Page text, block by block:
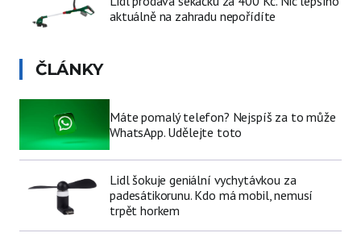
aktuálně na zahradu nepořídíte
ČLÁNKY
Máte pomalý telefon? Nejspíš za to může
WhatsApp. Udělejte toto
Lidl šokuje geniální vychytávkou za
padesátikorunu. Kdo má mobil, nemusí
trpět horkem